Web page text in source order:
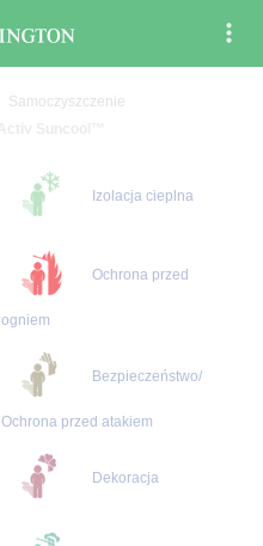
Samoczyszczenie
Izolacja cieplna
Ochrona przed
ogniem
Bezpieczeństwo/
Ochrona przed atakiem
Dekoracja